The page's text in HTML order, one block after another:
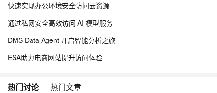
快速实现办公环境安全访问云资源
通过私网安全高效访问 AI 模型服务
DMS Data Agent 开启智能分析之旅
ESA助力电商网站提升访问体验
热门讨论 热门文章